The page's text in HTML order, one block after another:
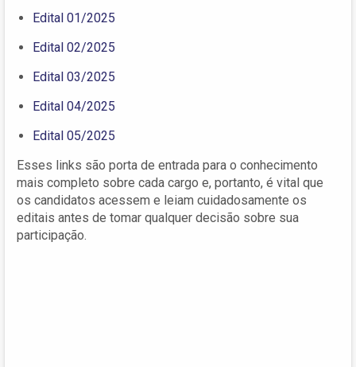
Edital 01/2025
Edital 02/2025
Edital 03/2025
Edital 04/2025
Edital 05/2025
Esses links são porta de entrada para o conhecimento
mais completo sobre cada cargo e, portanto, é vital que
os candidatos acessem e leiam cuidadosamente os
editais antes de tomar qualquer decisão sobre sua
participação.